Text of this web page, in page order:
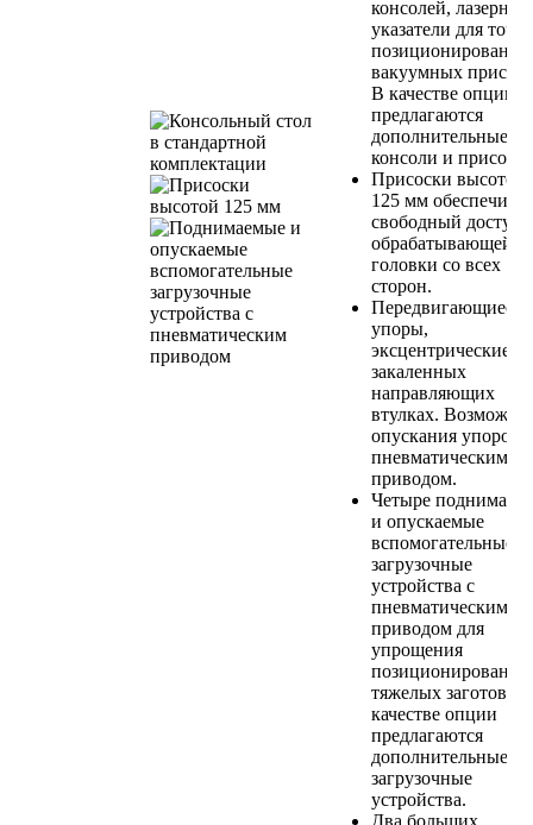
консолей, лазерные
указатели для
позиционирования
вакуумных
В качестве опции
предлагаются
дополнительные
консоли и
Присоски высотой
125 мм
свободный доступ
обрабатывающей
головки со всех
сторон.
Передвигающиеся
упоры,
эксцентрические, в
закаленных
направляющих
втулках.
опускания упоров
пневматическим
приводом.
Четыре
и опускаемые
вспомогательные
загрузочные
устройства с
пневматическим
приводом для
упрощения
позиционирования
тяжелых
качестве опции
предлагаются
дополнительные
загрузочные
устройства.
Два больших